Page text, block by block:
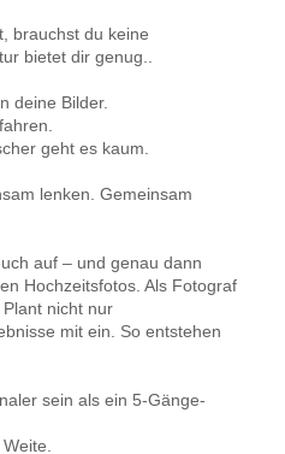
brauchst du keine
bietet dir genug..
deine Bilder.
geht es kaum.
lenken. Gemeinsam
auf – und genau dann
Hochzeitsfotos. Als Fotograf
nicht nur
mit ein. So entstehen
sein als ein 5-Gänge-